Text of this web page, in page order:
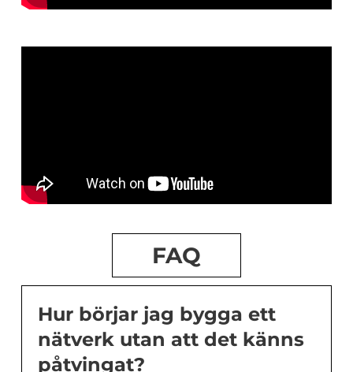
FAQ
Hur börjar jag bygga ett
nätverk utan att det känns
påtvingat?